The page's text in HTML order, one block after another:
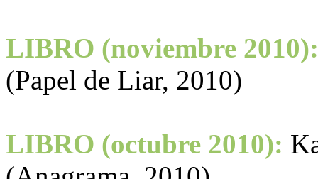
LIBRO (noviembre 2010):
(Papel de Liar, 2010)
LIBRO (octubre 2010):